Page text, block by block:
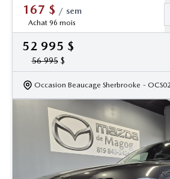
167 $ / sem
Achat 96 mois
52 995 $
56 995$
Occasion Beaucage Sherbrooke -